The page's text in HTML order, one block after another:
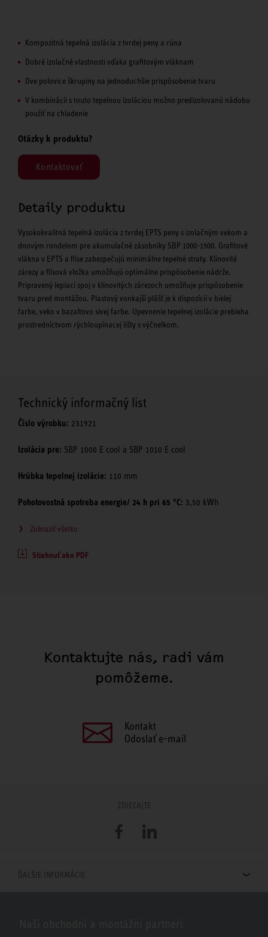
Kompozitná tepelná izolácia z tvrdej peny a rúna
Dobré izolačné vlastnosti vďaka grafitovým vláknam
Dve polovice škrupiny na jednoduchšie prispôsobenie tvaru
V kombinácii s touto tepelnou izoláciou možno predizolovanú nádobu
použiť na chladenie
Otázky k produktu?
Kontaktovať
Detaily produktu
Vysokokvalitná tepelná izolácia z tvrdej EPTS peny s izolačným vekom a
dnovým rondelom pre akumulačné zásobníky SBP 1000-1500. Grafitové
vlákna v EPTS a flíse zabezpečujú minimálne tepelné straty. Klinovité
zárezy a flísová vložka umožňujú optimálne prispôsobenie nádrže.
Pripravený lepiaci spoj v klinovitých zárezoch umožňuje prispôsobenie
tvaru pred montážou. Plastový vonkajší plášť je k dispozícii v bielej
farbe, veko v bazaltovo sivej farbe. Upevnenie tepelnej izolácie prebieha
prostredníctvom rýchloupínacej lišty s výčnelkom.
Technický informačný list
Číslo výrobku: 231921
Izolácia pre: SBP 1000 E cool a SBP 1010 E cool
Hrúbka tepelnej izolácie: 110 mm
Pohotovostná spotreba energie/ 24 h pri 65 °C: 3,50 kWh
Zobraziť všetko
Stiahnuť ako PDF
Kontaktujte nás, radi vám
pomôžeme.
Kontakt
Odoslať e-mail
ZDIEĽAJTE
FacebookLinkedIn
ĎALŠIE INFORMÁCIE